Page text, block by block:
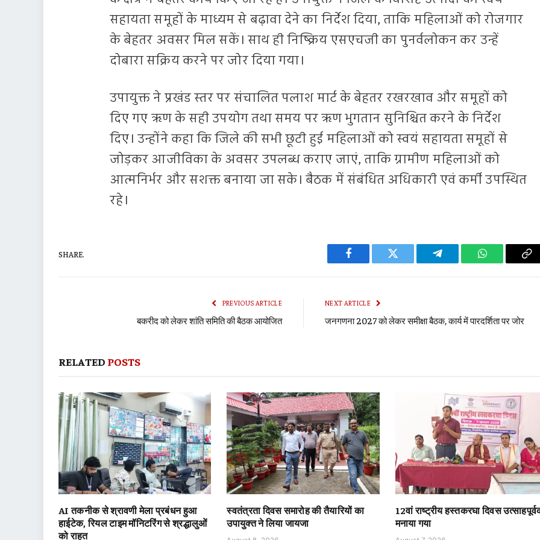
सहायता समूहों के माध्यम से बढ़ावा देने का निर्देश दिया, ताकि महिलाओं को रोजगार
के बेहतर अवसर मिल सकें। साथ ही निष्क्रिय एसएचजी का पुनर्वलोकन कर उन्हें
दोबारा सक्रिय करने पर जोर दिया गया।
उपायुक्त ने प्रखंड स्तर पर संचालित पलाश मार्ट के बेहतर रखरखाव और समूहों को
दिए गए ऋण के सही उपयोग तथा समय पर ऋण भुगतान सुनिश्चित करने के निर्देश
दिए। उन्होंने कहा कि जिले की सभी छूटी हुई महिलाओं को स्वयं सहायता समूहों से
जोड़कर आजीविका के अवसर उपलब्ध कराए जाएं, ताकि ग्रामीण महिलाओं को
आत्मनिर्भर और सशक्त बनाया जा सके। बैठक में संबंधित अधिकारी एवं कर्मी उपस्थित
रहे।
SHARE.
Facebook Twitter Telegram WhatsApp
PREVIOUS ARTICLE
बकरीद को लेकर शांति समिति की बैठक आयोजित
NEXT ARTICLE
जनगणना 2027 को लेकर समीक्षा बैठक, कार्य में पारदर्शिता पर जोर
RELATED POSTS
AI तकनीक से श्रावणी मेला प्रबंधन हुआ
हाईटेक, रियल टाइम मॉनिटरिंग से श्रद्धालुओं
को राहत
स्वतंत्रता दिवस समारोह की तैयारियों का
उपायुक्त ने लिया जायजा
12वां राष्ट्रीय हस्तकरघा दिवस
मनाया गया